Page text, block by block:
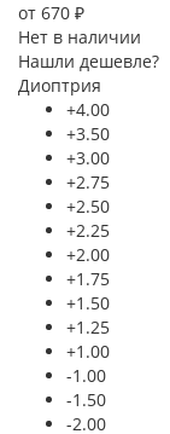
от 670 ₽
Нет в наличии
Нашли дешевле?
Диоптрия
+4.00
+3.50
+3.00
+2.75
+2.50
+2.25
+2.00
+1.75
+1.50
+1.25
+1.00
-1.00
-1.50
-2.00